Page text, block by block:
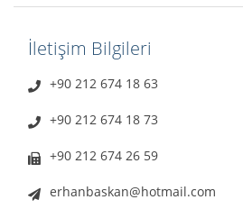
İletişim Bilgileri
+90 212 674 18 63
+90 212 674 18 73
+90 212 674 26 59
erhanbaskan@hotmail.com